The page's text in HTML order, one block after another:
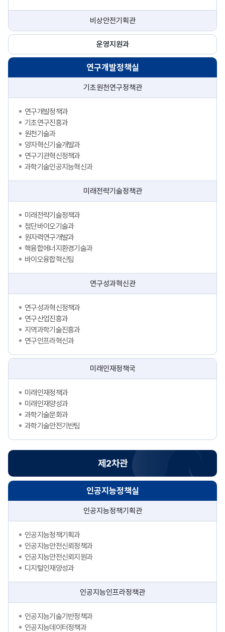
비상안전기획관
운영지원과
연구개발정책실
기초원천연구정책관
연구개발정책과
기초연구진흥과
원천기술과
양자혁신기술개발과
연구기관혁신정책과
과학기술인공지능혁신과
미래전략기술정책관
미래전략기술정책과
첨단바이오기술과
원자력연구개발과
핵융합에너지환경기술과
바이오융합혁신팀
연구성과혁신관
연구성과혁신정책과
연구산업진흥과
지역과학기술진흥과
연구인프라혁신과
미래인재정책국
미래인재정책과
미래인재양성과
과학기술문화과
과학기술안전기반팀
제2차관
인공지능정책실
인공지능정책기획관
인공지능정책기획과
인공지능안전신뢰정책과
인공지능안전신뢰지원과
디지털인재양성과
인공지능인프라정책관
인공지능기술기반정책과
인공지능데이터정책과